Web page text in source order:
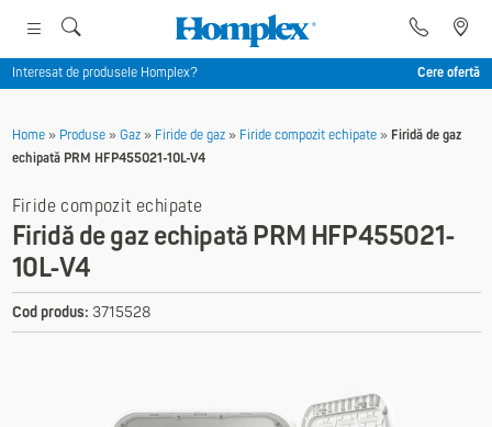
Interesat de produsele Homplex? Cere ofertă
Home» Produse» Gaz» Firide de gaz» Firide compozit echipate» Firidă de gaz
echipată PRM HFP455021-10L-V4
Firide compozit echipate
Firidă de gaz echipată PRM HFP455021-
10L-V4
Cod produs: 3715528